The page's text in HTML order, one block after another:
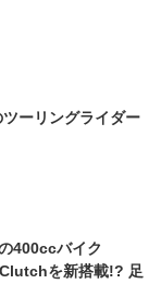
ーリングライダー
400ccバイク
を新搭載!? 足